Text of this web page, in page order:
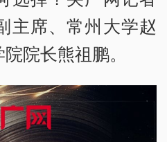
主席、常州大学赵
院长熊祖鹏。